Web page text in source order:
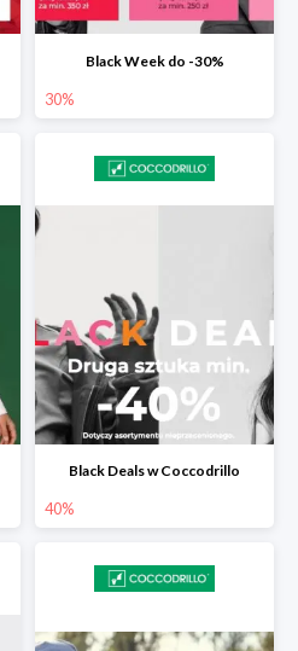
Black Week do -30%
30%
Black Deals w Coccodrillo
40%